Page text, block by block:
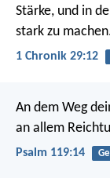
Stärke, und in
stark zu
1 Chronik 29:12
An dem Weg
an allem
Psalm 119:14